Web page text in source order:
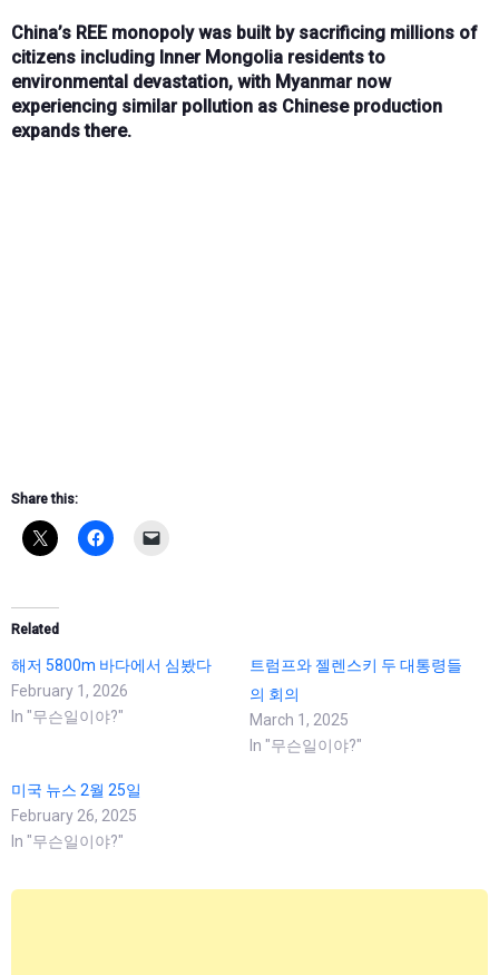
China’s REE monopoly was built by sacrificing millions of
citizens including Inner Mongolia residentsto
environmental devastation, with Myanmarnow
experiencing similar pollution as Chinese production
expands there.
Share this:
Related
해저 5800m 바다에서 심봤다
February 1, 2026
In "무슨일이야?"
트럼프와 젤렌스키 두 대통령들
의 회의
March 1, 2025
In "무슨일이야?"
미국 뉴스 2월 25일
February 26, 2025
In "무슨일이야?"